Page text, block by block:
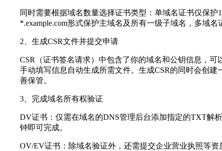
同时需要根据域名数量选择证书类型：单域名证书仅保护
*.example.com形式保护主域名及所有一级子域名，多域
2、生成CSR文件并提交申请
CSR（证书签名请求）中包含了你的域名和公钥信息，
手动填写信息自动生成所需文件。生成CSR的同时会创
善保管。
3、完成域名所有权验证
DV证书：仅需在域名的DNS管理后台添加指定的TXT解
钟即可完成。
OV/EV证书：除域名验证外，还需提交企业营业执照等